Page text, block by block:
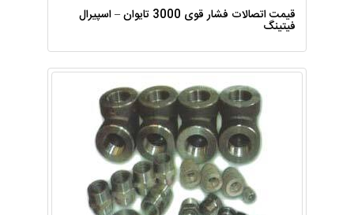
قیمت اتصالات فشار قوی 3000 تایوان – اسپیرال
فیتینگ